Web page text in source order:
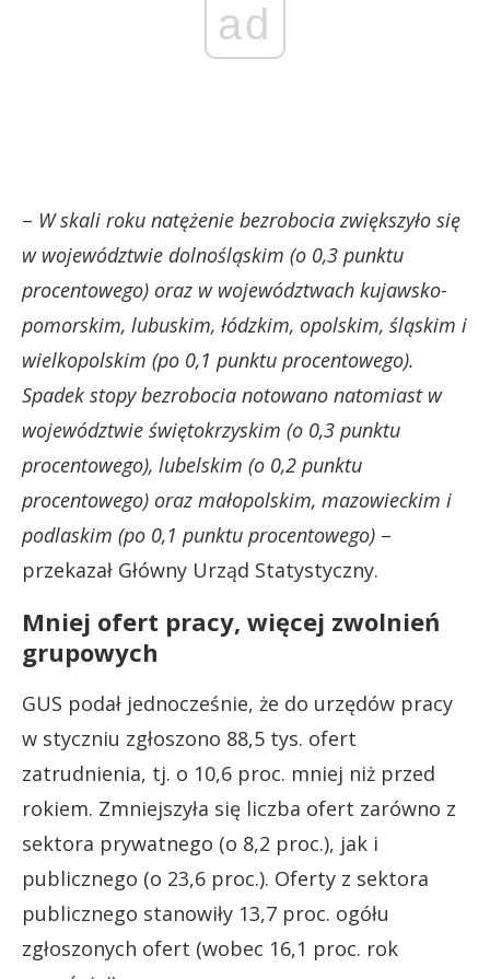
ad
– W skali roku natężenie bezrobocia zwiększyło się
w województwie dolnośląskim (o 0,3 punktu
procentowego) oraz w województwach kujawsko-
pomorskim, lubuskim, łódzkim, opolskim, śląskim i
wielkopolskim (po 0,1 punktu procentowego).
Spadek stopy bezrobocia notowano natomiast w
województwie świętokrzyskim (o 0,3 punktu
procentowego), lubelskim (o 0,2 punktu
procentowego) oraz małopolskim, mazowieckim i
podlaskim (po 0,1 punktu procentowego) –
przekazał Główny Urząd Statystyczny.
Mniej ofert pracy, więcej zwolnień
grupowych
GUS podał jednocześnie, że do urzędów pracy
w styczniu zgłoszono 88,5 tys. ofert
zatrudnienia, tj. o 10,6 proc. mniej niż przed
rokiem. Zmniejszyła się liczba ofert zarówno z
sektora prywatnego (o 8,2 proc.), jak i
publicznego (o 23,6 proc.). Oferty z sektora
publicznego stanowiły 13,7 proc. ogółu
zgłoszonych ofert (wobec 16,1 proc. rok